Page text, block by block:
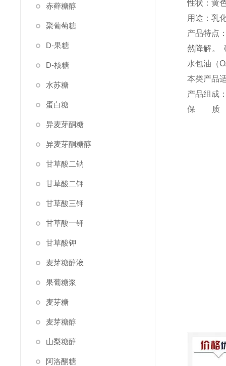
赤藓糖醇
聚葡萄糖
D-果糖
D-核糖
水苏糖
蛋白糖
异麦芽酮糖
异麦芽酮糖醇
甘草酸二钠
甘草酸二钾
甘草酸三钾
甘草酸一钾
甘草酸钾
麦芽糖醇液
果葡糖浆
麦芽糖
麦芽糖醇
山梨糖醇
阿洛酮糖
性状：黄
用途：乳
产品特点
然降解。
水包油（
本类产品
产品组成
保